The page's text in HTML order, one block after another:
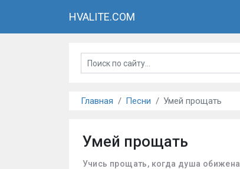
HVALITE.COM
Главная Песни Умей прощать
Умей прощать
Учись прощать, когда душа обижена